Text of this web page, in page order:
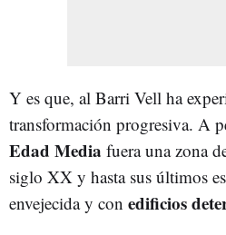
Y es que, al Barri Vell ha
transformación progresiva. A
Edad Media fuera una zona
siglo XX y hasta sus últimos
envejecida y con edificios